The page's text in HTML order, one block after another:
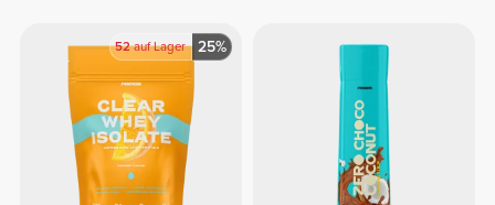
52auf Lager 25%